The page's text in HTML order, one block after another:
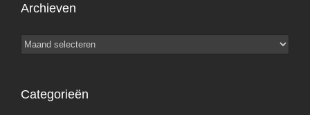
Archieven
Archieven
Categorieën